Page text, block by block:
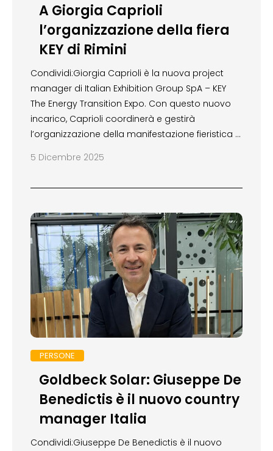
A Giorgia Caprioli
l’organizzazione della fiera
KEY di Rimini
Condividi:Giorgia Caprioli è la nuova project
manager di Italian Exhibition Group SpA – KEY
The Energy Transition Expo. Con questo nuovo
incarico, Caprioli coordinerà e gestirà
l’organizzazione della manifestazione fieristica …
5 Dicembre 2025
PERSONE
Goldbeck Solar: Giuseppe De
Benedictis è il nuovo country
manager Italia
Condividi:Giuseppe De Benedictis è il nuovo